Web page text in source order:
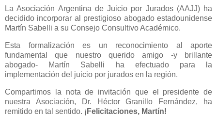
La Asociación Argentina de Juicio por Jurados (AAJJ) ha
decidido incorporar al prestigioso abogado estadounidense
Martín Sabelli a su Consejo Consultivo Académico.
Esta formalización es un reconocimiento al aporte
fundamental que nuestro querido amigo -y brillante
abogado- Martín Sabelli ha efectuado para la
implementación del juicio por jurados en la región.
Compartimos la nota de invitación que el presidente de
nuestra Asociación, Dr. Héctor Granillo Fernández, ha
remitido en tal sentido. ¡Felicitaciones, Martín!